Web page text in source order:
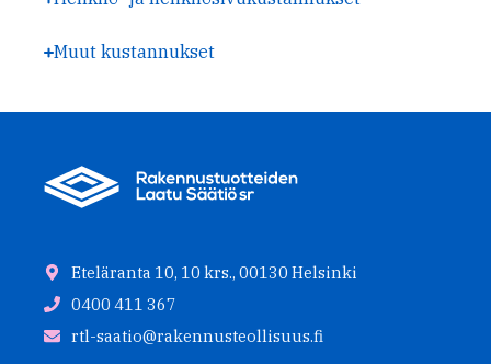
Muut kustannukset
Eteläranta 10, 10 krs., 00130 Helsinki
0400 411 367
rtl-saatio@rakennusteollisuus.fi